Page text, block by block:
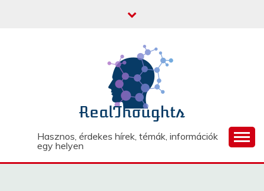
Hasznos, érdekes hírek, témák, információk
egy helyen